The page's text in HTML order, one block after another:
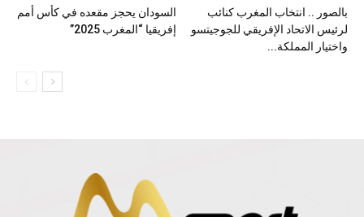
السودان يحجز مقعده في كأس أمم
إفريقيا “المغرب 2025”
بالصور .. انتخاب المغرب كنائب
لرئيس الاتحاد الإفريقي للجوجيتسو
واختيار المملكة...